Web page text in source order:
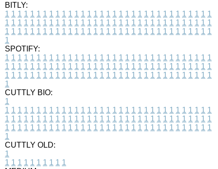
BITLY:
1 1 1 1 1 1 1 1 1 1 1 1 1 1 1 1 1 1 1 1 1 1 1 1 1 1 1 1 1 1 1 1 1
1 1 1 1 1 1 1 1 1 1 1 1 1 1 1 1 1 1 1 1 1 1 1 1 1 1 1 1 1 1 1 1 1
1 1 1 1 1 1 1 1 1 1 1 1 1 1 1 1 1 1 1 1 1 1 1 1 1 1 1 1 1 1 1 1 1
1
SPOTIFY:
1 1 1 1 1 1 1 1 1 1 1 1 1 1 1 1 1 1 1 1 1 1 1 1 1 1 1 1 1 1 1 1 1
1 1 1 1 1 1 1 1 1 1 1 1 1 1 1 1 1 1 1 1 1 1 1 1 1 1 1 1 1 1 1 1 1
1 1 1 1 1 1 1 1 1 1 1 1 1 1 1 1 1 1 1 1 1 1 1 1 1 1 1 1 1 1 1 1 1
1
CUTTLY BIO:
1
1 1 1 1 1 1 1 1 1 1 1 1 1 1 1 1 1 1 1 1 1 1 1 1 1 1 1 1 1 1 1 1 1
1 1 1 1 1 1 1 1 1 1 1 1 1 1 1 1 1 1 1 1 1 1 1 1 1 1 1 1 1 1 1 1 1
1 1 1 1 1 1 1 1 1 1 1 1 1 1 1 1 1 1 1 1 1 1 1 1 1 1 1 1 1 1 1 1 1
1
CUTTLY OLD:
1
1 1 1 1 1 1 1 1 1 1